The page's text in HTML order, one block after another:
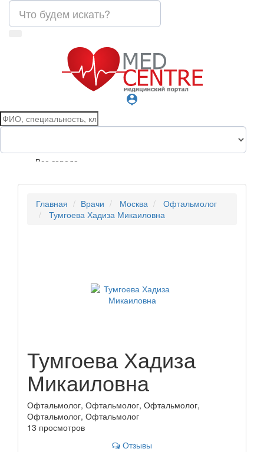
person_pin
Все города
Главная Врачи Москва
Офтальмолог
Тумгоева Хадиза Микаиловна
Тумгоева Хадиза
Микаиловна
Офтальмолог, Офтальмолог, Офтальмолог,
Офтальмолог, Офтальмолог
13 просмотров
Отзывы